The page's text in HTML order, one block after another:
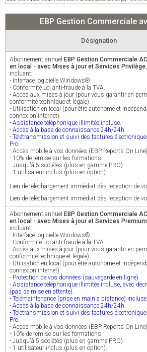
EBP Gestion Commerciale
Désignation
Abonnement annuel EBP Gestion Commerciale
en local - avec Mises à jour et Services Privilège,
incluant:
- Interface logicielle Windows®.
- Conformité Loi anti-fraude à la TVA.
- Accès aux mises à jour (pour vous garantir en
conformité technique et légale).
- Utilisation en local (pour être autonome et
connexion internet).
- Assistance téléphonique illimitée incluse.
- Accès à la base de connaissance 24h/24h.
- Télétransmission et suivi des factures
Pro.
- Accès mobile à vos données (EBP Reports On
- 10% de remise sur les formations.
- Jusqu'à 5 sociétés (plus en gamme PRO).
- 1 utilisateur inclus (plus en option).
Lien de téléchargement immédiat dès réception de
Lien de téléchargement immédiat dès réception de
Abonnement annuel EBP Gestion Commerciale
en local - avec Mises à jour et Services Premium
incluant:
- Interface logicielle Windows®.
- Conformité Loi anti-fraude à la TVA.
- Accès aux mises à jour (pour vous garantir en
conformité technique et légale).
- Utilisation en local (pour être autonome et
connexion internet).
- Protection de vos données (sauvegarde en ligne).
- Assistance téléphonique illimitée incluse, avec
(pas de mise en attente).
- Télémaintenance (prise en main à distance) incluse.
- Accès à la base de connaissance 24h/24h.
- Télétransmission et suivi des factures
Pro.
- Accès mobile à vos données (EBP Reports On
- 10% de remise sur les formations.
- Jusqu'à 5 sociétés (plus en gamme PRO).
- 1 utilisateur inclus (plus en option).